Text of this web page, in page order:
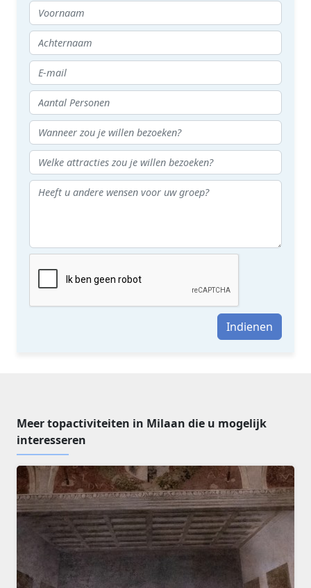
Indienen
Meer topactiviteiten in Milaan die u mogelijk
interesseren